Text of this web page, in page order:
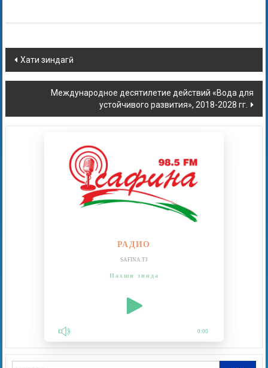
Хати зиндагӣ
Международное десятилетие действий «Вода для
устойчивого развития», 2018-2028 гг.
РАДИО
SAFINA.TJ
Пахши зинда
0:00